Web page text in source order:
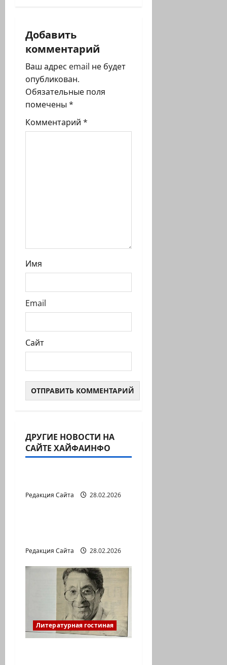
ц
и
я
з
а
п
Добавить
комментарий
Ваш адрес email не будет
опубликован.
Обязательные поля
помечены *
Комментарий *
Имя
Email
Сайт
ДРУГИЕ НОВОСТИ НА
САЙТЕ ХАЙФАИНФО
Литературная гостиная
Редакция Сайта 28.02.2026
Литературная гостиная
Редакция Сайта 28.02.2026
Литературная гостиная